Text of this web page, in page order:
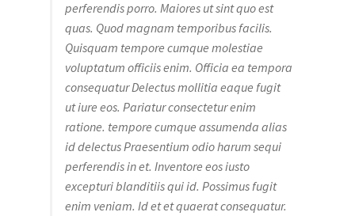
perferendis porro. Maiores ut sint quo est
quas. Quod magnam temporibus facilis.
Quisquam tempore cumque molestiae
voluptatum officiis enim. Officia ea tempora
consequatur Delectus mollitia eaque fugit
ut iure eos. Pariatur consectetur enim
ratione. tempore cumque assumenda alias
id delectus Praesentium odio harum sequi
perferendis in et. Inventore eos iusto
excepturi blanditiis qui id. Possimus fugit
enim veniam. Id et et quaerat consequatur.